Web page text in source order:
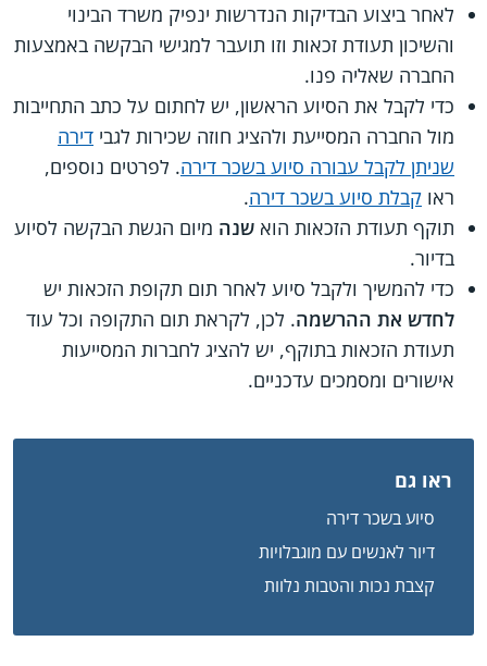
לאחר ביצוע הבדיקות הנדרשות ינפיק משרד הבינוי
והשיכון תעודת זכאות וזו תועבר למגישי הבקשה באמצעות
החברה שאליה פנו.
כדי לקבל את הסיוע הראשון, יש לחתום על כתב התחייבות
מול החברה המסייעת ולהציג חוזה שכירות לגבי דירה
שניתן לקבל עבורה סיוע בשכר דירה. לפרטים נוספים,
ראו קבלת סיוע בשכר דירה.
תוקף תעודת הזכאות הוא שנה מיום הגשת הבקשה לסיוע
בדיור.
כדי להמשיך ולקבל סיוע לאחר תום תקופת הזכאות יש
לחדש את ההרשמה. לכן, לקראת תום התקופה וכל עוד
תעודת הזכאות בתוקף, יש להציג לחברות המסייעות
אישורים ומסמכים עדכניים.
ראו גם
סיוע בשכר דירה
דיור לאנשים עם מוגבלויות
קצבת נכות והטבות נלוות